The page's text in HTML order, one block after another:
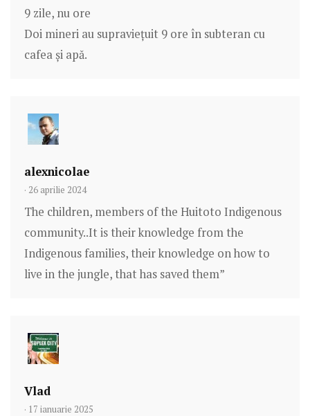
9 zile, nu ore
Doi mineri au supraviețuit 9 ore în subteran cu
cafea și apă.
alexnicolae
· 26 aprilie 2024
The children, members of the Huitoto Indigenous
community..It is their knowledge from the
Indigenous families, their knowledge on how to
live in the jungle, that has saved them”
Vlad
· 17 ianuarie 2025